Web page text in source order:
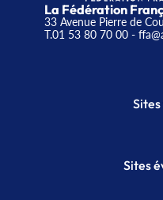
La Fédération
33 Avenue Pierre de
T.01 53 80 70 00-
Sites